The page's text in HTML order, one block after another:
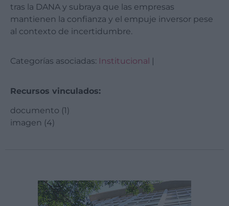
tras la DANA y subraya que las empresas
mantienen la confianza y el empuje inversor pese
al contexto de incertidumbre.
Categorías asociadas: Institucional
Recursos vinculados:
documento (1)
imagen (4)